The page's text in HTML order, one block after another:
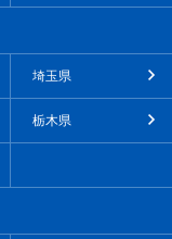
埼玉県
栃木県